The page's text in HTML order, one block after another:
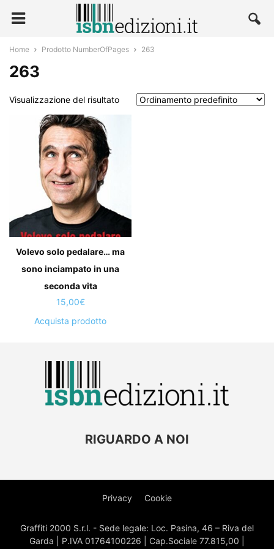
Home Prodotto NumberOfPages 263
263
Visualizzazione del risultato
Volevo solo pedalare… ma
sono inciampato in una
seconda vita
15,00€
Acquista prodotto
RIGUARDO A NOI
Privacy Cookie
Graffiti 2000 S.r.l. - Sede legale: Loc. Pasina, 46 – Riva del
Garda | P.IVA 01764100226 | Cap.Sociale 77.815,00 |